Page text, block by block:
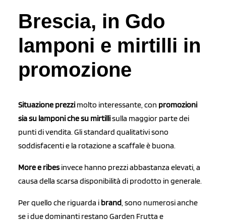
Brescia, in Gdo
lamponi e mirtilli in
promozione
Situazione prezzi molto interessante, con promozioni
sia su lamponi che su mirtillisulla maggior parte dei
punti di vendita. Gli standard qualitativi sono
soddisfacenti e la rotazione a scaffale è buona.
More e ribesinvece hanno prezzi abbastanza elevati, a
causa della scarsa disponibilità di prodotto in generale.
Per quello che riguarda i brand, sono numerosi anche
se i due dominanti restano Garden Frutta e